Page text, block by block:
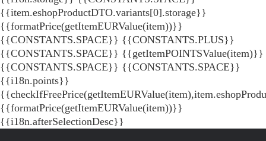
{{item.eshopProductDTO.variants[0].storage}}
{{formatPrice(getItemEURValue(item))}}
{{CONSTANTS.SPACE}} {{CONSTANTS.PLUS}}
{{CONSTANTS.SPACE}} {{getItemPOINTSValue(item)}}
{{CONSTANTS.SPACE}} {{CONSTANTS.SPACE}}
{{i18n.points}}
{{formatPrice(getItemEURValue(item))}}
{{i18n.afterSelectionDesc}}